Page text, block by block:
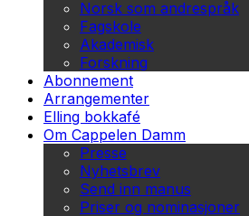
Norsk som andrespråk
Fagskole
Akademisk
Forskning
Abonnement
Arrangementer
Elling bokkafé
Om Cappelen Damm
Presse
Nyhetsbrev
Send inn manus
Priser og nominasjoner